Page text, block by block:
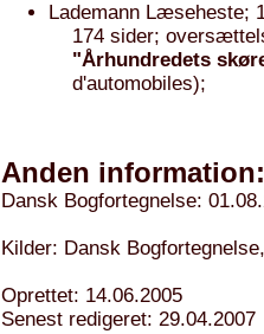
Lademann Læseheste;
174 sider;
"Århundredets
d'automobiles);
Anden information:
Dansk Bogfortegnelse:
Kilder: Dansk
Oprettet: 14.06.2005
Senest redigeret: 29.04.2007